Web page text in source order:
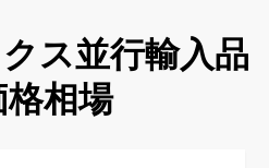
ス並行輸入品
格相場